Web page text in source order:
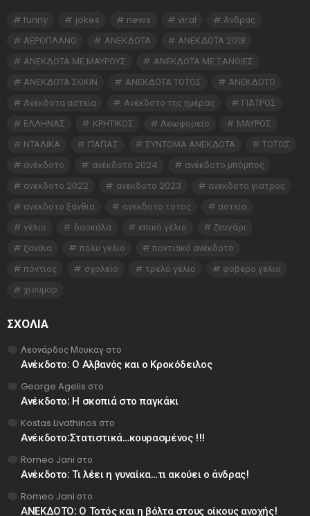
funny jokes news viral
Άνδρας
ΑΕΡΟΠΛΑΝΟ
ΑΝΕΚΔΟΤΑ
ΑΝΕΚΔΟΤΑ 2018
ΑΝΕΚΔΟΤΑ ΜΕ ΜΑΥΡΟΥΣ
ΑΝΕΚΔΟΤΑ ΜΕ ΞΑΝΘΙΕΣ
ΑΝΕΚΔΟΤΑ ΣΟΚΙΝ
ΑΝΕΚΔΟΤΑ ΤΟΤΟΣ
ΑΝΕΚΔΟΤΟ
Ανέκδοτα αστεία
Ανέκδοτο της ημέρας
ΓΙΑΤΡΟΣ
ΕΛΛΗΝΑΣ
ΚΡΗΤΙΚΟΣ Λεωφορείο
ΜΑΥΡΟΣ
ΝΤΑΛΙΚΑ
ΠΑΠΑΣ ΣΥΝΤΟΜΑ ΑΝΕΚΔΟΤΑ
ΤΟΤΟΣ
ανέκδοτο
ανέκδοτο 2024
ανέκδοτο μπόμπος
ανεκδοτο 2022
ανεκδοτο 2023
ανεκδοτο γιατρός
ανεκδοτο ξανθια
ανεκδοτο τοτος
αστεία
γέλιο
δασκάλα επικό γέλιο
ζευγάρι
ξανθια
πολυ γελιο
ποντιακό ανέκδοτο
πόντιος
σχολείο τρελό γέλιο
φοβερο γελιο
χιούμορ
ΣΧΌΛΙΑ
Λεονάρδος Μουκαγ στο
Ανέκδοτο: Ο Αλβανός και ο Κροκόδειλος
George Agelis στο
Ανέκδοτο: Η σκοπιά στο παγκάκι
Kostas Livathinos στο
Ανέκδοτο:Στατιστικά…κουρασμένος !!!
Romeo Jani στο
Ανέκδοτο: Τι λέει η γυναίκα…τι ακούει ο άνδρας!
Romeo Jani στο
ΑΝΕΚΔΟΤΟ: Ο Τοτός και η βόλτα στους οίκους ανοχής!